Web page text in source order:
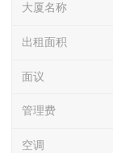
大厦名称
出租面积
面议
管理费
空调